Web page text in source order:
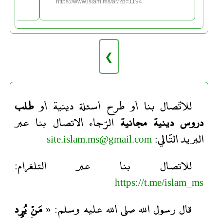
https://www.islam.ms/ar/?p=1194
❯
للاتّصال بنا أو طرح أسئلة دينية أوطلب
دروس دينية مجانيةالرّجاء الاتصال بنا عبر
البريد التّالي:site.islam.ms@gmail.com
للاتصال بنا عبر التلغرام:
https://t.me/islam_ms
قال رسول الله صلى الله عليه وسلم: «مَنْ يُرِد